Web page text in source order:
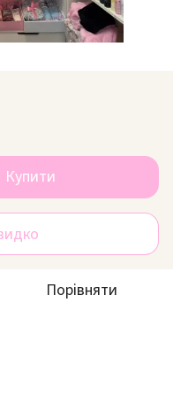
Купити
Порівняти